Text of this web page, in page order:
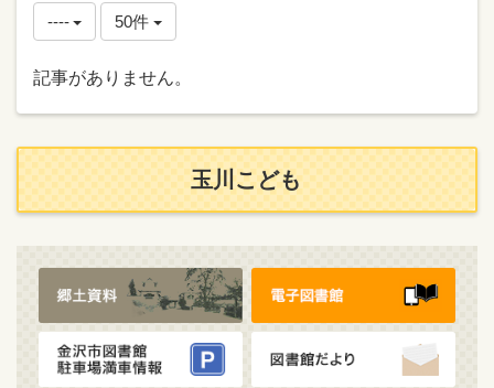
---- 50件
記事がありません。
玉川こども